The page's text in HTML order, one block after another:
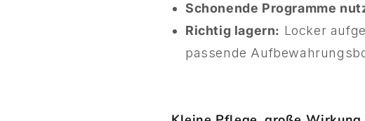
Schonende Programme
Richtig lagern: Locker
passende